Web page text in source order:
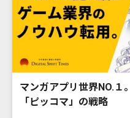
マンガアプリ世界NO.１
「ピッコマ」の戦略